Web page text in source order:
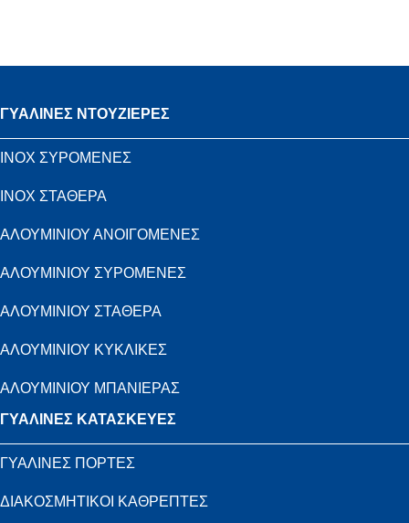
ΓΥΑΛΙΝΕΣ ΝΤΟΥΖΙΕΡΕΣ
INOX ΣΥΡΟΜΕΝΕΣ
INOX ΣΤΑΘΕΡΑ
ΑΛΟΥΜΙΝΙΟΥ ΑΝΟΙΓΟΜΕΝΕΣ
ΑΛΟΥΜΙΝΙΟΥ ΣΥΡΟΜΕΝΕΣ
ΑΛΟΥΜΙΝΙΟΥ ΣΤΑΘΕΡΑ
ΑΛΟΥΜΙΝΙΟΥ ΚΥΚΛΙΚΕΣ
ΑΛΟΥΜΙΝΙΟΥ ΜΠΑΝΙΕΡΑΣ
ΓΥΑΛΙΝΕΣ ΚΑΤΑΣΚΕΥΕΣ
ΓΥΑΛΙΝΕΣ ΠΟΡΤΕΣ
ΔΙΑΚΟΣΜΗΤΙΚΟΙ ΚΑΘΡΕΠΤΕΣ